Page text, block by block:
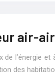
air-
de l’énergie
des